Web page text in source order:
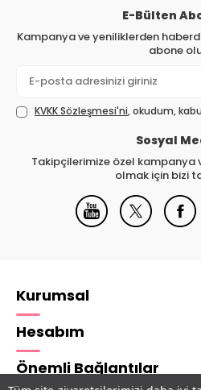
E-Bülten
Kampanya ve yeniliklerden
abone
KVKK Sözleşmesi'ni, okudum,
Sosyal
Takipçilerimize özel kampanya
olmak için bizi
Kurumsal
Hesabım
Önemli Bağlantılar